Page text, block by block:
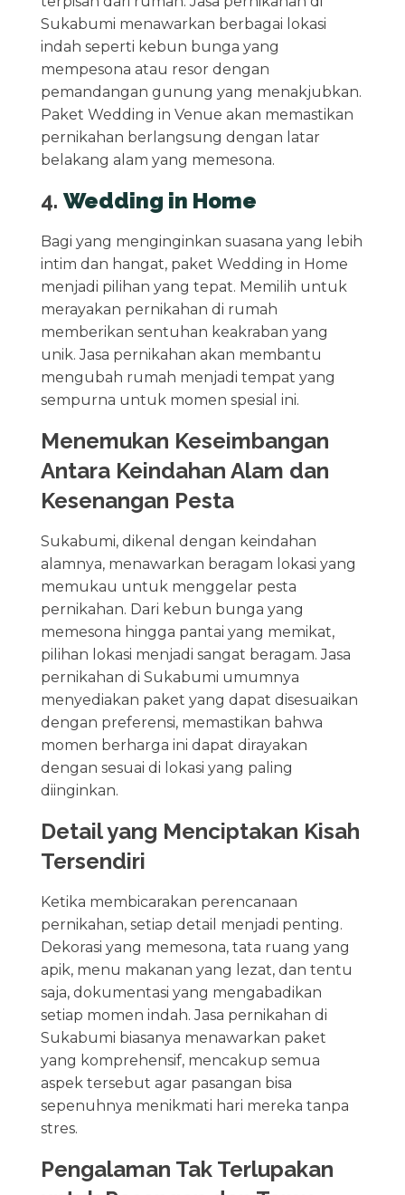
Sukabumi menawarkan berbagai lokasi
indah seperti kebun bunga yang
mempesona atau resor dengan
pemandangan gunung yang menakjubkan.
Paket Wedding in Venue akan memastikan
pernikahan berlangsung dengan latar
belakang alam yang memesona.
4.Wedding in Home
Bagi yang menginginkan suasana yang lebih
intim dan hangat, paket Wedding in Home
menjadi pilihan yang tepat. Memilih untuk
merayakan pernikahan di rumah
memberikan sentuhan keakraban yang
unik. Jasa pernikahan akan membantu
mengubah rumah menjadi tempat yang
sempurna untuk momen spesial ini.
Menemukan Keseimbangan
Antara Keindahan Alam dan
Kesenangan Pesta
Sukabumi, dikenal dengan keindahan
alamnya, menawarkan beragam lokasi yang
memukau untuk menggelar pesta
pernikahan. Dari kebun bunga yang
memesona hingga pantai yang memikat,
pilihan lokasi menjadi sangat beragam. Jasa
pernikahan di Sukabumi umumnya
menyediakan paket yang dapat disesuaikan
dengan preferensi, memastikan bahwa
momen berharga ini dapat dirayakan
dengan sesuai di lokasi yang paling
diinginkan.
Detail yang Menciptakan Kisah
Tersendiri
Ketika membicarakan perencanaan
pernikahan, setiap detail menjadi penting.
Dekorasi yang memesona, tata ruang yang
apik, menu makanan yang lezat, dan tentu
saja, dokumentasi yang mengabadikan
setiap momen indah. Jasa pernikahan di
Sukabumi biasanya menawarkan paket
yang komprehensif, mencakup semua
aspek tersebut agar pasangan bisa
sepenuhnya menikmati hari mereka tanpa
stres.
Pengalaman Tak Terlupakan